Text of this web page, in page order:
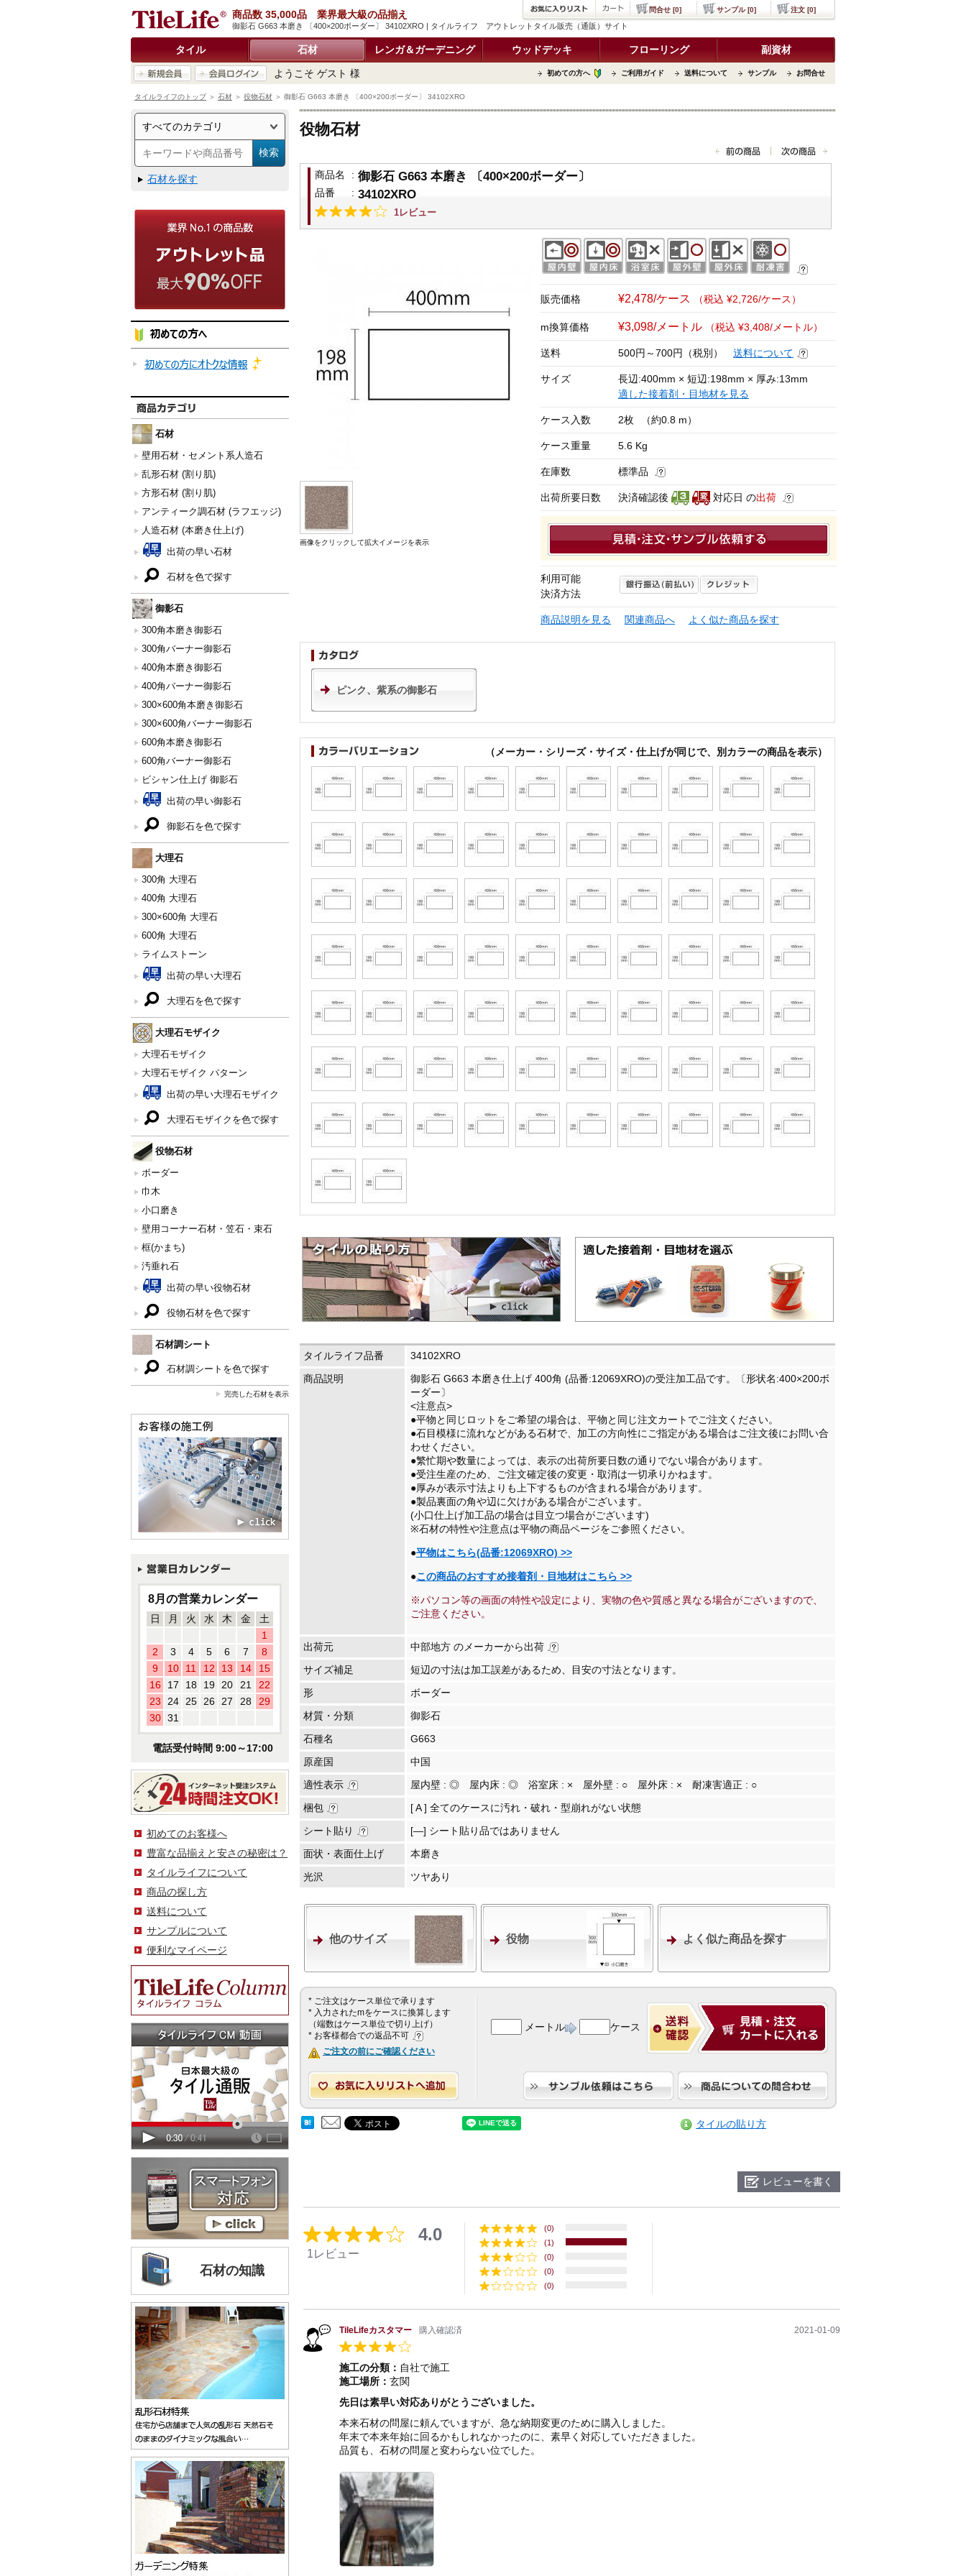
御影石 G663 本磨き 〔400×200ボーダー〕 34102XRO | タイルライフ アウトレットタイル販売（通販）サイト
商品数 35,000品 業界最大級の品揃え
タイル 石材 レンガ＆ガーデニング ウッドデッキ フローリング 副資材
ようこそ ゲスト 様 初めての方へ ご利用ガイド 送料について サンプル お問合せ
問合せ [0] サンプル [0] 注文 [0]
タイルライフのトップ＞ 石材 ＞ 役物石材 ＞ 御影石 G663 本磨き 〔400×200ボーダー〕 34102XRO
石材を探す
石材
壁用石材・セメント系人造石
乱形石材 (割り肌)
方形石材 (割り肌)
アンティーク調石材 (ラフエッジ)
人造石材 (本磨き仕上げ)
出荷の早い石材
石材を色で探す
御影石
300角本磨き御影石
300角バーナー御影石
400角本磨き御影石
400角バーナー御影石
300×600角本磨き御影石
300×600角バーナー御影石
600角本磨き御影石
600角バーナー御影石
ビシャン仕上げ 御影石
出荷の早い御影石
御影石を色で探す
大理石
300角 大理石
400角 大理石
300×600角 大理石
600角 大理石
ライムストーン
出荷の早い大理石
大理石を色で探す
大理石モザイク
大理石モザイク
大理石モザイク パターン
出荷の早い大理石モザイク
大理石モザイクを色で探す
役物石材
ボーダー
巾木
小口磨き
壁用コーナー石材・笠石・束石
框(かまち)
汚垂れ石
出荷の早い役物石材
役物石材を色で探す
石材調シート
石材調シートを色で探す
完売した石材を表示
8月の営業カレンダー
日 月 火 水 木 金
土
1
2
3 4 5 6 7
8
9
10 11 12 13 14
15
16
17 18 19 20 21
22
23
24 25 26 27 28
29
30 31
電話受付時間 9:00～17:00
初めてのお客様へ
豊富な品揃えと安さの秘密は？
タイルライフについて
商品の探し方
送料について
サンプルについて
便利なマイページ
石材の知識
役物石材
商品名 : 御影石 G663 本磨き 〔400×200ボーダー〕
品番 : 34102XRO
1レビュー
画像をクリックして拡大イメージを表示
販売価格 ¥2,478/ケース （税込 ¥2,726/ケース）
m換算価格 ¥3,098/メートル （税込 ¥3,408/メートル）
送料 500円～700円（税別） 送料について
サイズ
長辺:400mm × 短辺:198mm × 厚み:13mm
適した接着剤・目地材を見る
ケース入数 2枚 （約0.8 m）
ケース重量 5.6 Kg
在庫数 標準品
出荷所要日数 決済確認後 対応日 の出荷
利用可能
決済方法
商品説明を見る 関連商品へ よく似た商品を探す
ピンク、紫系の御影石
（メーカー・シリーズ・サイズ・仕上げが同じで、別カラーの商品を表示）
タイルライフ品番
34102XRO
商品説明
御影石 G663 本磨き仕上げ 400角 (品番:12069XRO)の受注加工品です。〔形状名:400×200ボ
ーダー〕
<注意点>
●平物と同じロットをご希望の場合は、平物と同じ注文カートでご注文ください。
●石目模様に流れなどがある石材で、加工の方向性にご指定がある場合はご注文後にお問い合
わせください。
●繁忙期や数量によっては、表示の出荷所要日数の通りでない場合があります。
●受注生産のため、ご注文確定後の変更・取消は一切承りかねます。
●厚みが表示寸法よりも上下するものが含まれる場合があります。
●製品裏面の角や辺に欠けがある場合がございます。
(小口仕上げ加工品の場合は目立つ場合がございます)
※石材の特性や注意点は平物の商品ページをご参照ください。
●平物はこちら(品番:12069XRO) >>
●この商品のおすすめ接着剤・目地材はこちら >>
※パソコン等の画面の特性や設定により、実物の色や質感と異なる場合がございますので、
ご注意ください。
出荷元
中部地方 のメーカーから出荷
サイズ補足
短辺の寸法は加工誤差があるため、目安の寸法となります。
形
ボーダー
材質・分類
御影石
石種名
G663
原産国
中国
適性表示
屋内壁 : ◎ 屋内床 : ◎ 浴室床 : × 屋外壁 : ○ 屋外床 : × 耐凍害適正 : ○
梱包
[ A ] 全てのケースに汚れ・破れ・型崩れがない状態
シート貼り
[―] シート貼り品ではありません
面状・表面仕上げ
本磨き
光沢
ツヤあり
他のサイズ 役物 よく似た商品を探す
* ご注文はケース単位で承ります
* 入力されたmをケースに換算します
（端数はケース単位で切り上げ）
* お客様都合での返品不可
ご注文の前にご確認ください
メートル ケース
タイルの貼り方
レビューを書く
4.0
1レビュー
(0)
(1)
(0)
(0)
(0)
TileLifeカスタマー 購入確認済 2021-01-09
施工の分類： 自社で施工
施工場所： 玄関
先日は素早い対応ありがとうございました。
本来石材の問屋に頼んでいますが、急な納期変更のために購入しました。
年末で本来年始に回るかもしれなかったのに、素早く対応していただきました。
品質も、石材の問屋と変わらない位でした。